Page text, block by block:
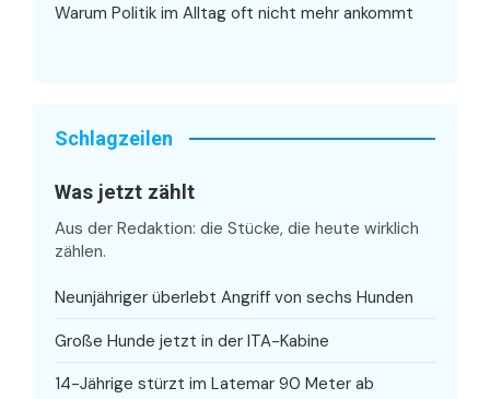
Warum Politik im Alltag oft nicht mehr ankommt
Schlagzeilen
Was jetzt zählt
Aus der Redaktion: die Stücke, die heute wirklich
zählen.
Neunjähriger überlebt Angriff von sechs Hunden
Große Hunde jetzt in der ITA-Kabine
14-Jährige stürzt im Latemar 90 Meter ab